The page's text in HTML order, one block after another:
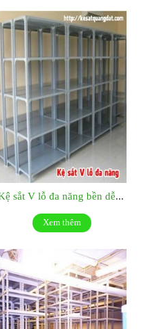
Xem thêm